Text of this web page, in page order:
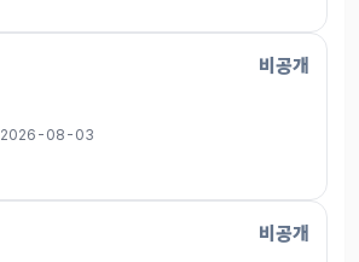
비공개
2026-08-03
비공개